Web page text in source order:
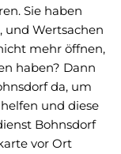
Sie haben
und Wertsachen
mehr öffnen,
haben? Dann
da, um
und diese
Bohnsdorf
vor Ort